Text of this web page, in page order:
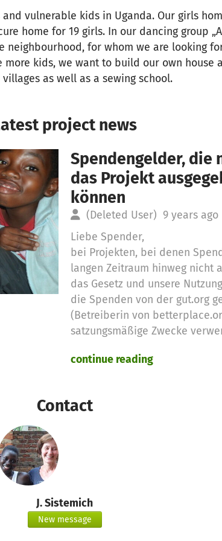
vulnerable kids in Uganda. Our girls
home for 19 girls. In our dancing group
neighbourhood, for whom we are looking
more kids, we want to build our own house
as well as a sewing school.
project news
Spendengelder, die
das Projekt
können
(Deleted User) 9 years ago
Liebe Spender,
bei Projekten, bei denen
langen Zeitraum hinweg nicht
das Gesetz und unsere
die Spenden von der gut.org
(Betreiberin von
satzungsmäßige Zwecke
Deshalb setzen wir die noch
Vielen Dank für Eure
continue reading
Contact
J. Sistemich
New message